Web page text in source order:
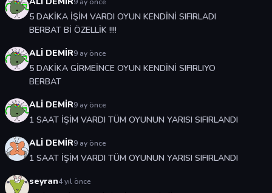
5 DAKİKA İŞİM VARDI OYUN KENDİNİ SIFIRLADI
BERBAT Bİ ÖZELLİK !!!!
ALİ DEMİR9 ay önce
5 DAKİKA GİRMEİNCE OYUN KENDİNİ SIFIRLIYO
BERBAT
ALİ DEMİR9 ay önce
1 SAAT İŞİM VARDI TÜM OYUNUN YARISI SIFIRLANDI
ALİ DEMİR9 ay önce
1 SAAT İŞİM VARDI TÜM OYUNUN YARISI SIFIRLANDI
seyran4 yıl önce